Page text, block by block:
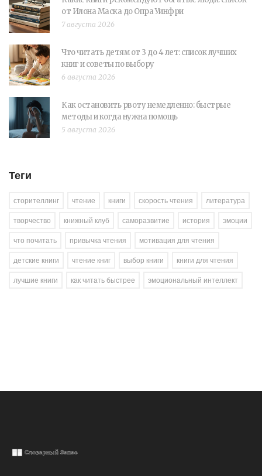
от Илона Маска до Опра Уинфри
7 августа 2026
Что читать детям от 3 до 4 лет: список лучших
книг и советы по выбору
6 августа 2026
Как остановить рвоту немедленно: быстрые
методы и когда нужна помощь
5 августа 2026
Теги
сторителлинг чтение книги скорость чтения
литература
творчество
книжный клуб саморазвитие история
эмоции
что почитать
привычка чтения
мотивация для чтения
детские книги
чтение книг выбор книги
книги для чтения
лучшие книги
как читать быстрее эмоциональный интеллект